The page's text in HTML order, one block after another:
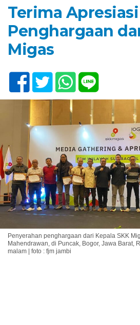
Terima
Penghargaan
Migas
Penyerahan penghargaan dari Kepala SKK
Mahendrawan, di Puncak, Bogor, Jawa Barat,
malam | foto : fjm jambi